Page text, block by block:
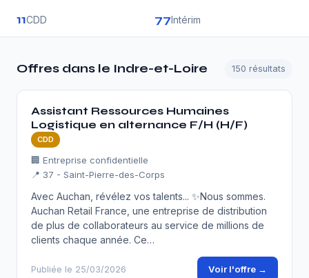
11CDD 77Intérim
Offres dans le Indre-et-Loire 150 résultats
Assistant Ressources Humaines
Logistique en alternance F/H (H/F)
CDD
🏢 Entreprise confidentielle
📍 37 - Saint-Pierre-des-Corps
Avec Auchan, révélez vos talents... ✨Nous sommes.
Auchan Retail France, une entreprise de distribution
de plus de collaborateurs au service de millions de
clients chaque année. Ce…
Publiée le 25/03/2026 Voir l'offre →